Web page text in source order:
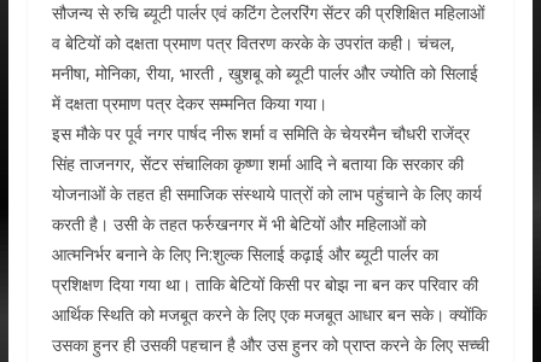
सौजन्य से रुचि ब्यूटी पार्लर एवं कटिंग टेलररिंग सेंटर की प्रशिक्षित महिलाओं
व बेटियों को दक्षता प्रमाण पत्र वितरण करके के उपरांत कही। चंचल,
मनीषा, मोनिका, रीया, भारती , खुशबू को ब्यूटी पार्लर और ज्योति को सिलाई
में दक्षता प्रमाण पत्र देकर सम्मनित किया गया।
इस मौके पर पूर्व नगर पार्षद नीरू शर्मा व समिति के चेयरमैन चौधरी राजेंद्र
सिंह ताजनगर, सेंटर संचालिका कृष्णा शर्मा आदि ने बताया कि सरकार की
योजनाओं के तहत ही समाजिक संस्थाये पात्रों को लाभ पहुंचाने के लिए कार्य
करती है। उसी के तहत फर्रुखनगर में भी बेटियों और महिलाओं को
आत्मनिर्भर बनाने के लिए नि:शुल्क सिलाई कढ़ाई और ब्यूटी पार्लर का
प्रशिक्षण दिया गया था। ताकि बेटियों किसी पर बोझ ना बन कर परिवार की
आर्थिक स्थिति को मजबूत करने के लिए एक मजबूत आधार बन सके। क्योंकि
उसका हुनर ही उसकी पहचान है और उस हुनर को प्राप्त करने के लिए सच्ची